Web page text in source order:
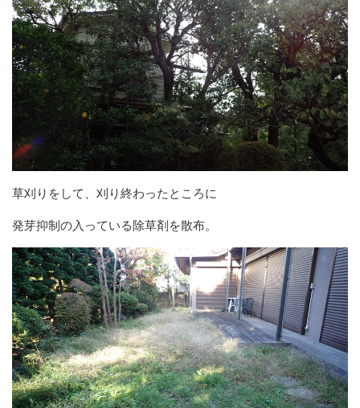
草刈りをして、刈り終わったところに
発芽抑制の入っている除草剤を散布。